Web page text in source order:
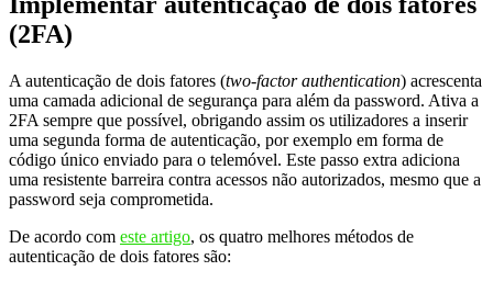
(2FA)
A autenticação de dois fatores (two-factor authentication) acrescenta
uma camada adicional de segurança para além da password. Ativa a
2FA sempre que possível, obrigando assim os utilizadores a inserir
uma segunda forma de autenticação, por exemplo em forma de
código único enviado para o telemóvel. Este passo extra adiciona
uma resistente barreira contra acessos não autorizados, mesmo que a
password seja comprometida.
De acordo com este artigo, os quatro melhores métodos de
autenticação de dois fatores são: